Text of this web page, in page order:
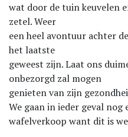
wat door de tuin keuvelen
zetel. Weer
een heel avontuur achter
het laatste
geweest zijn. Laat ons
onbezorgd zal mogen
genieten van zijn
We gaan in ieder geval nog
wafelverkoop want dit is